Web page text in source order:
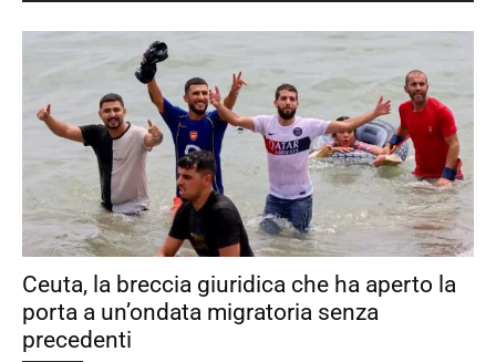
Ceuta, la breccia giuridica che ha aperto la
porta a un’ondata migratoria senza
precedenti